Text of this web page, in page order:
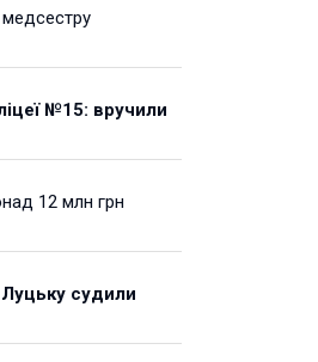
медсестру
№15: вручили
12 млн грн
судили